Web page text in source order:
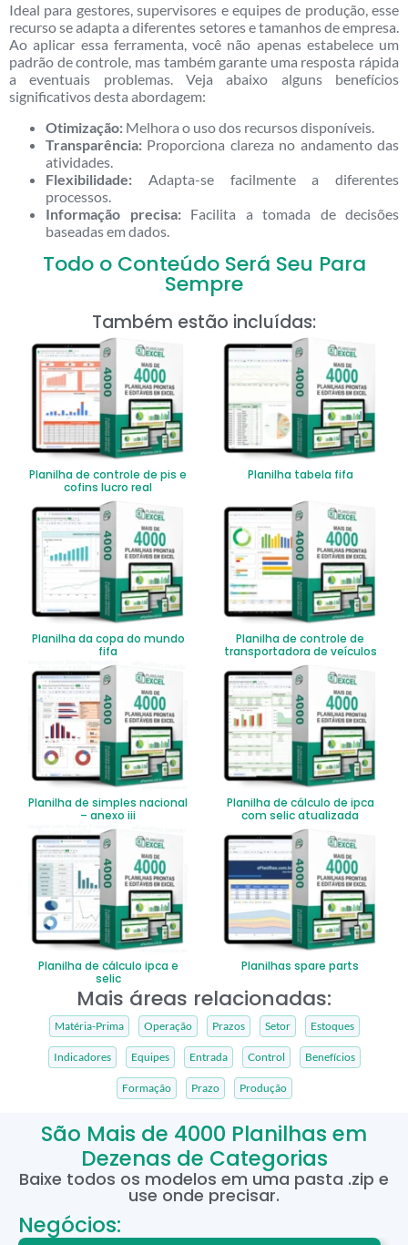
Ideal para gestores, supervisores e equipes de produção, esse
recurso se adapta a diferentes setores e tamanhos de empresa.
Ao aplicar essa ferramenta, você não apenas estabelece um
padrão de controle, mas também garante uma resposta rápida
a eventuais problemas. Veja abaixo alguns benefícios
significativos desta abordagem:
Otimização: Melhora o uso dos recursos disponíveis.
Transparência: Proporciona clareza no andamento das
atividades.
Flexibilidade: Adapta-se facilmente a diferentes
processos.
Informação precisa:Facilita a tomada de decisões
baseadas em dados.
Todo o Conteúdo Será Seu Para
Sempre
Também estão incluídas:
Planilha de controle de pis e
cofins lucro real
Planilha tabela fifa
Planilha da copa do mundo
fifa
Planilha de controle de
transportadora de veículos
Planilha de simples nacional
– anexo iii
Planilha de cálculo de ipca
com selic atualizada
Planilha de cálculo ipca e
selic
Planilhas spare parts
Mais áreas relacionadas:
Matéria-Prima Operação Prazos Setor Estoques
Indicadores Equipes Entrada Control Benefícios
Formação Prazo Produção
São Mais de 4000 Planilhas em
Dezenas de Categorias
Baixe todos os modelos em uma pasta .zip e
use onde precisar.
Negócios: